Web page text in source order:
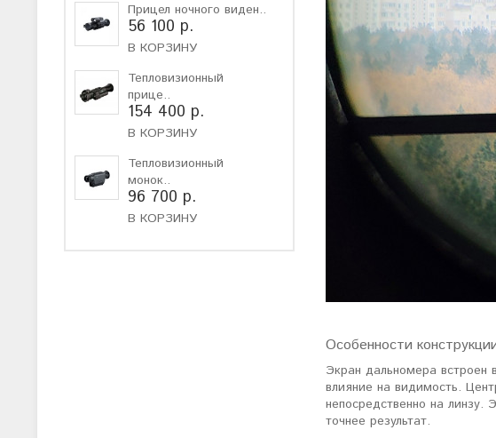
Прицел ночного виден..
56 100 р.
В КОРЗИНУ
Тепловизионный
прице..
154 400 р.
В КОРЗИНУ
Тепловизионный
монок..
96 700 р.
В КОРЗИНУ
Особенности
Экран дальномера встроен
влияние на видимость.
непосредственно на
точнее результат.